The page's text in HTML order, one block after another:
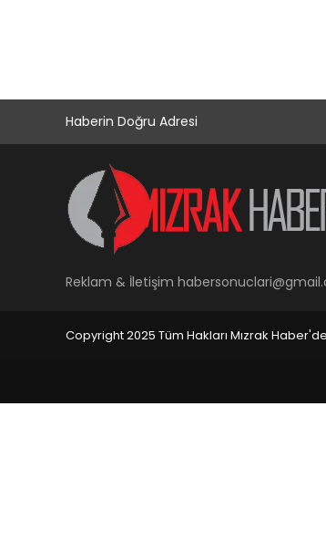
Haberin Doğru Adresi
Reklam & İletişim
Copyright 2025 Tüm Hakları Mızrak Haber'de